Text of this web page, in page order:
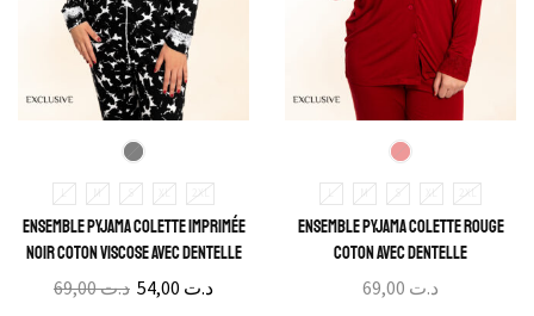
L M S XL 2XL
Ensemble Pyjama Colette Imprimée
Noir Coton Viscose avec Dentelle
د.ت69,00 د.ت
L M S XL 2XL
Ensemble Pyjama Colette Rouge
Coton avec Dentelle
د.ت